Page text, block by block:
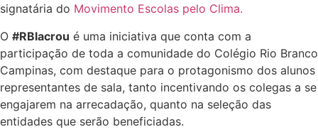
signatária do Movimento Escolas pelo Clima.
O #RBlacrou é uma iniciativa que conta com a
participação de toda a comunidade do Colégio Rio Branco
Campinas, com destaque para o protagonismo dos alunos
representantes de sala, tanto incentivando os colegas a se
engajarem na arrecadação, quanto na seleção das
entidades que serão beneficiadas.